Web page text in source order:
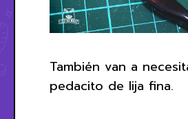
También van a
pedacito de lija fina.